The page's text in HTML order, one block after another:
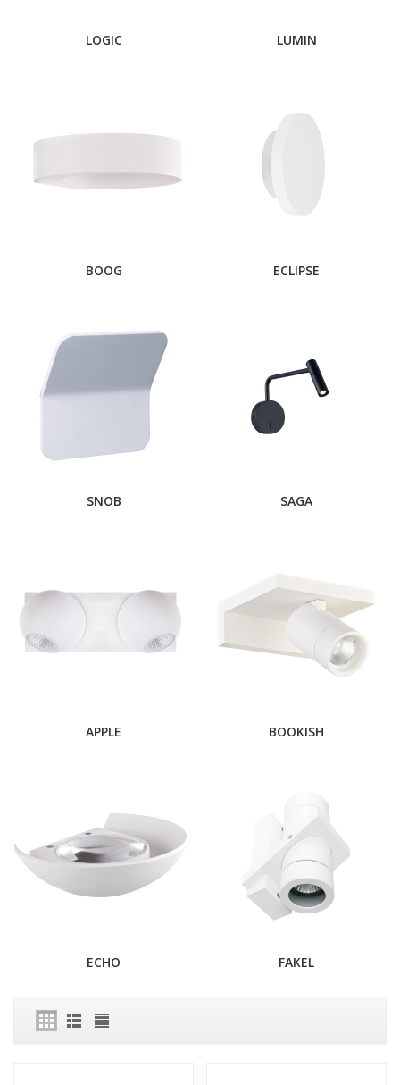
LOGIC LUMIN
BOOG ECLIPSE
SNOB SAGA
APPLE BOOKISH
ECHO FAKEL